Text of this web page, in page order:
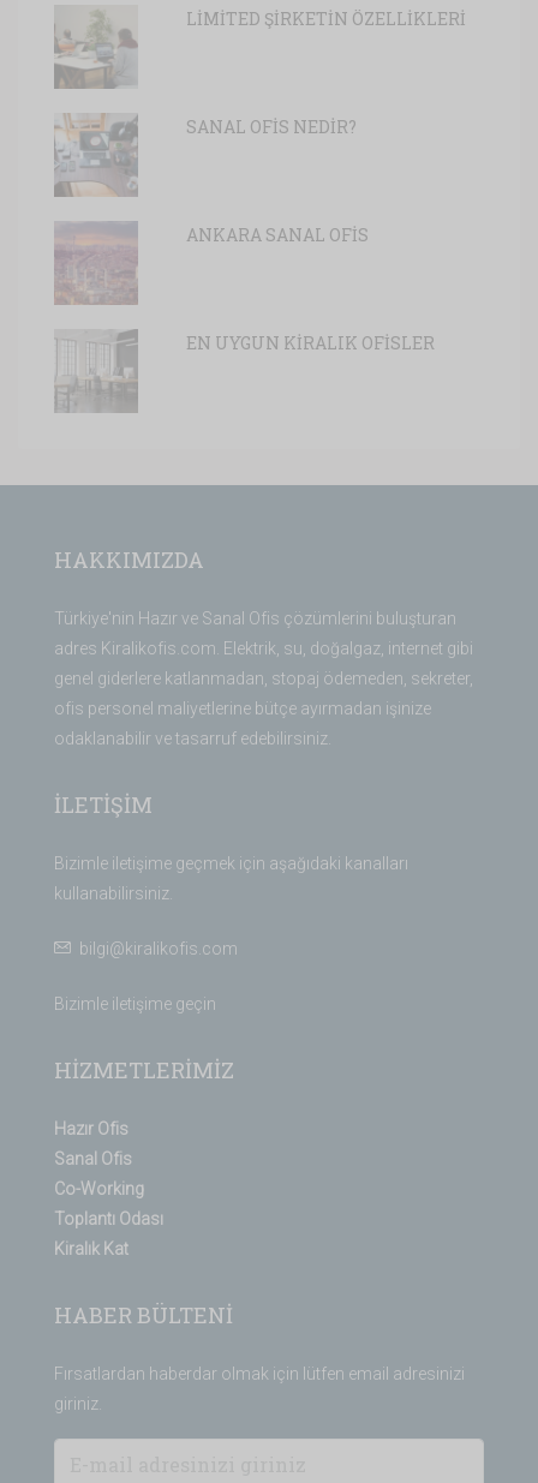
LİMİTED ŞİRKETİN ÖZELLİKLERİ
SANAL OFİS NEDİR?
ANKARA SANAL OFİS
EN UYGUN KİRALIK OFİSLER
HAKKIMIZDA
Türkiye'nin Hazır ve Sanal Ofis çözümlerini buluşturan
adres Kiralikofis.com. Elektrik, su, doğalgaz, internet gibi
genel giderlere katlanmadan, stopaj ödemeden, sekreter,
ofis personel maliyetlerine bütçe ayırmadan işinize
odaklanabilir ve tasarruf edebilirsiniz.
İLETİŞİM
Bizimle iletişime geçmek için aşağıdaki kanalları
kullanabilirsiniz.
bilgi@kiralikofis.com
Bizimle iletişime geçin
HİZMETLERİMİZ
Hazır Ofis
Sanal Ofis
Co-Working
Toplantı Odası
Kiralık Kat
HABER BÜLTENİ
Fırsatlardan haberdar olmak için lütfen email adresinizi
giriniz.